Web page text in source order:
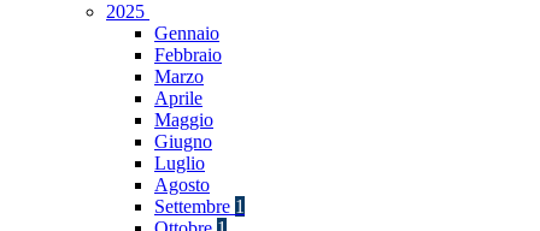
2025
Gennaio
Febbraio
Marzo
Aprile
Maggio
Giugno
Luglio
Agosto
Settembre 1